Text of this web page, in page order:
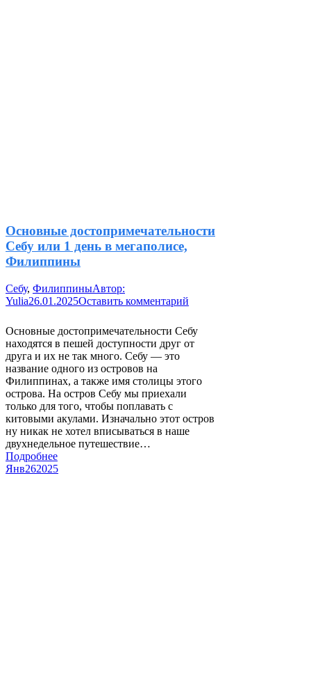
Основные достопримечательности
Себу или 1 день в мегаполисе,
Филиппины
Себу, ФилиппиныАвтор:
Yulia26.01.2025Оставить комментарий
Основные достопримечательности Себу
находятся в пешей доступности друг от
друга и их не так много. Себу — это
название одного из островов на
Филиппинах, а также имя столицы этого
острова. На остров Себу мы приехали
только для того, чтобы поплавать с
китовыми акулами. Изначально этот остров
ну никак не хотел вписываться в наше
двухнедельное путешествие…
Подробнее
Янв262025